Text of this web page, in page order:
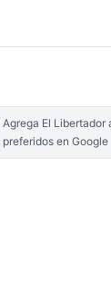
Agrega El Libertador
preferidos en Google